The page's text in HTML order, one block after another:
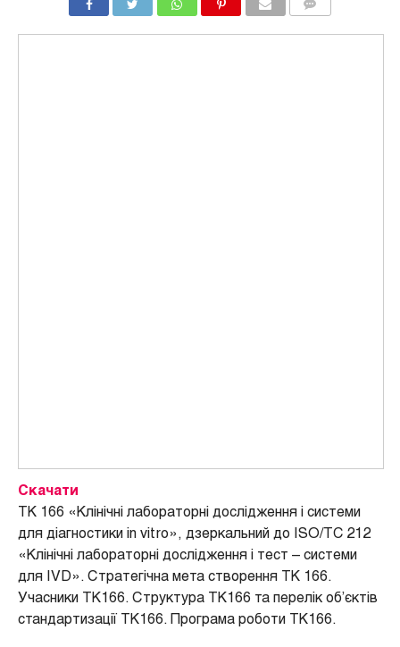
Скачати
ТК 166 «Клінічні лабораторні дослідження і системи
для діагностики in vitro», дзеркальний до ISO/TC 212
«Клінічні лабораторні дослідження і тест – системи
для IVD». Стратегічна мета створення ТК 166.
Учасники ТК166. Структура ТК166 та перелік об’єктів
стандартизації ТК166. Програма роботи ТК166.